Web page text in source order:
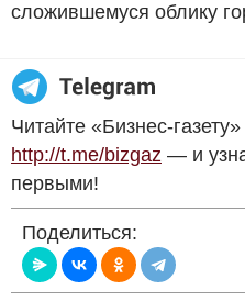
сложившемуся облику
Читайте «Бизнес-газету»
http://t.me/bizgaz — и
первыми!
Поделиться: